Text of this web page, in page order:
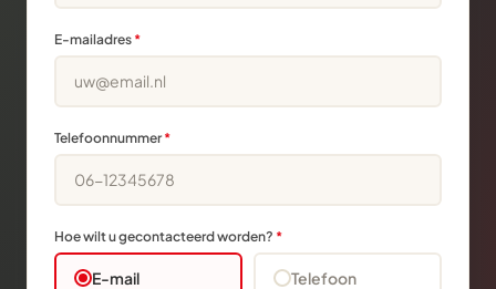
E-mailadres *
Telefoonnummer*
Hoe wilt u gecontacteerd worden? *
E-mail Telefoon